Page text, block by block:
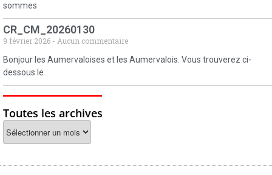
sommes
CR_CM_20260130
9 février 2026
Aucun commentaire
Bonjour les Aumervaloises et les Aumervalois. Vous trouverez ci-
dessous le
Toutes les archives